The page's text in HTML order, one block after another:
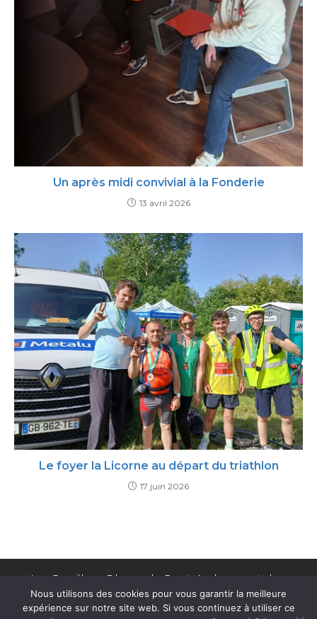
Un après midi convivial à la Fonderie
13 avril 2026
Le foyer la Licorne au départ du triathlon
17 juin 2026
Les Papillons Blancs de Pont-Audemer et des
Cantons de la Risle
© 2024 - Design by ViDLau|Mentions légales |
Nous utilisons des cookies pour vous garantir la meilleure
expérience sur notre site web. Si vous continuez à utiliser ce